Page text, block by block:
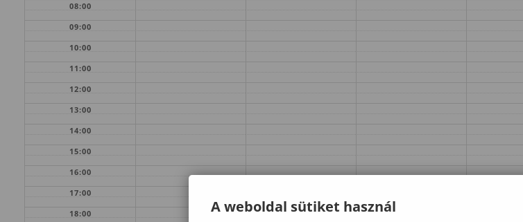
08:00
09:00
10:00
11:00
12:00
13:00
14:00
15:00
16:00
17:00
18:00
A weboldal sütiket használ